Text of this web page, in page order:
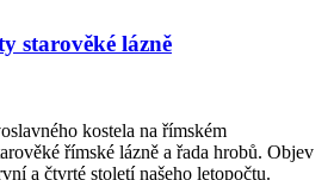
starověké lázně
kostela na římském
římské lázně a řada hrobů. Objev
a čtvrté století našeho letopočtu.